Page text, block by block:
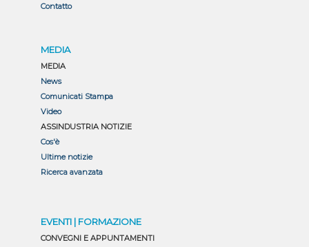
Contatto
MEDIA
MEDIA
News
Comunicati Stampa
Video
ASSINDUSTRIA NOTIZIE
Cos'è
Ultime notizie
Ricerca avanzata
EVENTI | FORMAZIONE
CONVEGNI E APPUNTAMENTI